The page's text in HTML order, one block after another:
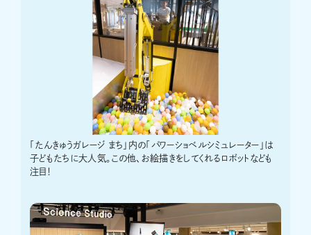
「たんきゅうガレージ まち」内の「パワーショベルシミュレーター」は
子どもたちに大人気。この他、お絵描きをしてくれるロボットなども
注目！